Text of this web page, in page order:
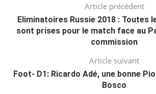
Article précédent
Eliminatoires Russie 2018 : Toutes
sont prises pour le match face au
commission
Article suivant
Foot- D1: Ricardo Adé, une bonne
Bosco